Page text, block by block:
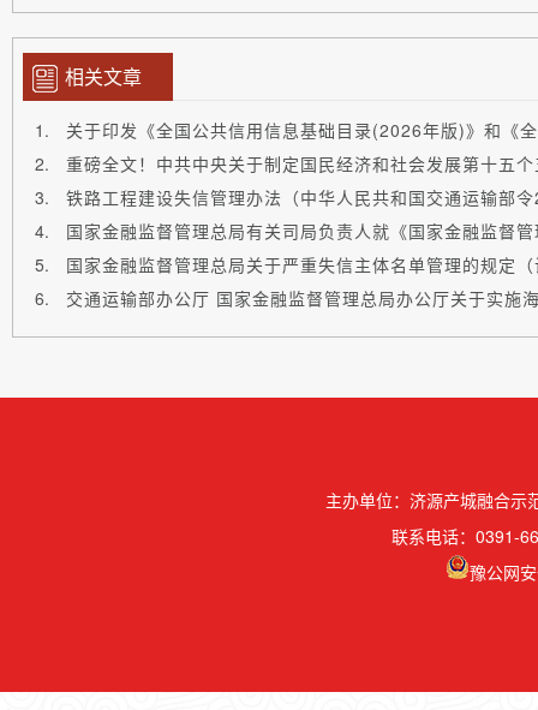
相关文章
重磅全文！中共中央关于制定国民经济和社会发展第十五
铁路工程建设失信管理办法（中华人民共和国交通运输部
国家金融监督管理总局关于严重失信主体名单管理的规定
交通运输部办公厅 国家金融监督管理总局办公厅关于实施
主办单位：济源产城融合示
联系电话：0391-
豫公网